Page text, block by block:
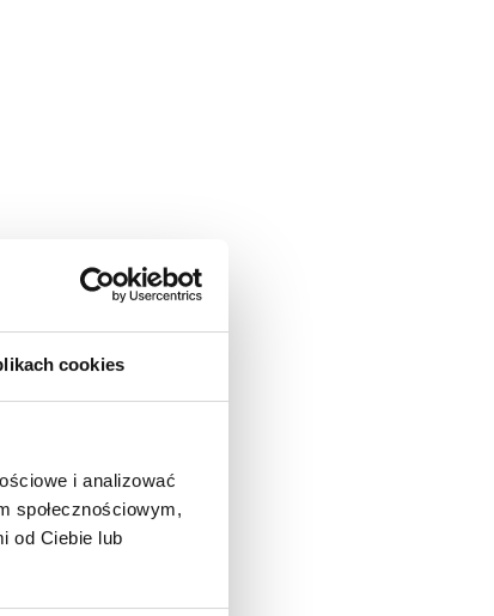
cookies
i analizować
społecznościowym,
od Ciebie lub